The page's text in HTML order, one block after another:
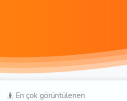
En çok görüntülenen